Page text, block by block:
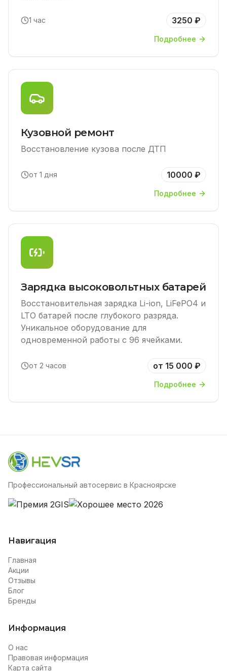
1 час 3250 ₽
Подробнее
Кузовной ремонт
Восстановление кузова после ДТП
от 1 дня 10000 ₽
Подробнее
Зарядка высоковольтных батарей
Восстановительная зарядка Li-ion, LiFePO4 и
LTO батарей после глубокого разряда.
Уникальное оборудование для
одновременной работы с 96 ячейками.
от 2 часов от 15 000 ₽
Подробнее
Профессиональный автосервис в Красноярске
Навигация
Главная
Акции
Отзывы
Блог
Бренды
Информация
О нас
Правовая информация
Карта сайта